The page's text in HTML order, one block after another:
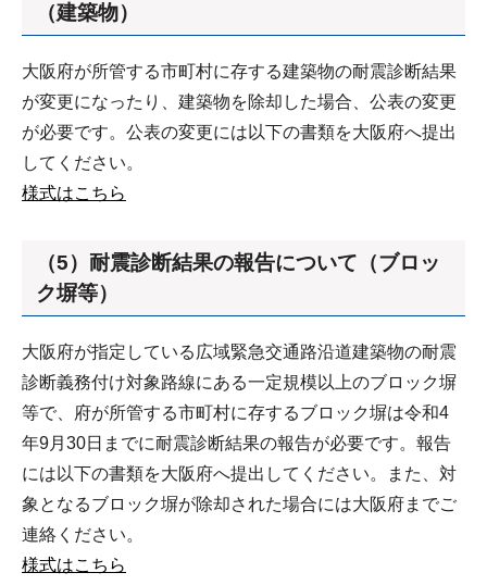
（建築物）
大阪府が所管する市町村に存する建築物の耐震診断結果
が変更になったり、建築物を除却した場合、公表の変更
が必要です。公表の変更には以下の書類を大阪府へ提出
してください。
様式はこちら
（5）耐震診断結果の報告について（ブロッ
ク塀等）
大阪府が指定している広域緊急交通路沿道建築物の耐震
診断義務付け対象路線にある一定規模以上のブロック塀
等で、府が所管する市町村に存するブロック塀は令和4
年9月30日までに耐震診断結果の報告が必要です。報告
には以下の書類を大阪府へ提出してください。また、対
象となるブロック塀が除却された場合には大阪府までご
連絡ください。
様式はこちら